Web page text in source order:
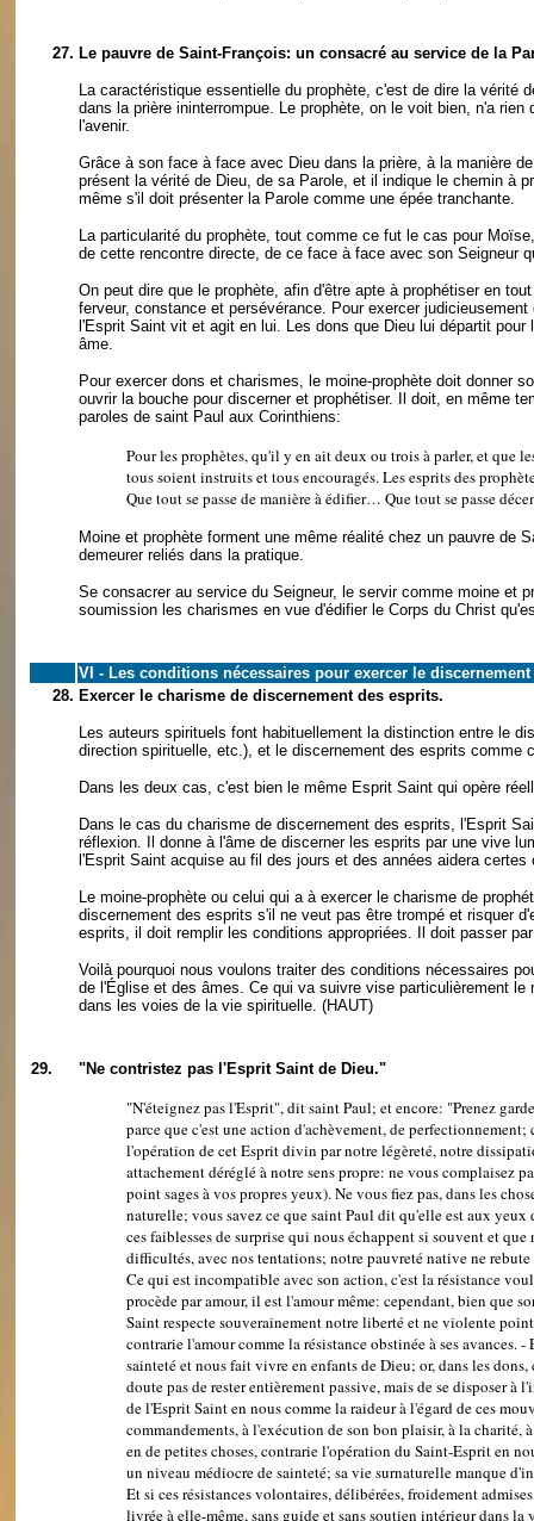
27. Le pauvre de Saint-François: un consacré au service de la
La caractéristique essentielle du prophète, c'est de dire la
dans la prière ininterrompue. Le prophète, on le voit bien, n'a
l'avenir.
Grâce à son face à face avec Dieu dans la prière, à la manière
présent la vérité de Dieu, de sa Parole, et il indique le chemin à
même s'il doit présenter la Parole comme une épée tranchante.
La particularité du prophète, tout comme ce fut le cas pour
de cette rencontre directe, de ce face à face avec son Seigneur
On peut dire que le prophète, afin d'être apte à prophétiser en
ferveur, constance et persévérance. Pour exercer
l'Esprit Saint vit et agit en lui. Les dons que Dieu lui départit
âme.
Pour exercer dons et charismes, le moine-prophète doit donner
ouvrir la bouche pour discerner et prophétiser. Il doit, en même
paroles de saint Paul aux Corinthiens:
Pour les prophètes, qu'il y en ait deux ou trois à parler, et que
tous soient instruits et tous encouragés. Les esprits des
Que tout se passe de manière à édifier… Que tout se passe
Moine et prophète forment une même réalité chez un pauvre
demeurer reliés dans la pratique.
Se consacrer au service du Seigneur, le servir comme moine et
soumission les charismes en vue d'édifier le Corps du Christ
VI - Les conditions nécessaires pour exercer le
28. Exercer le charisme de discernement des esprits.
Les auteurs spirituels font habituellement la distinction entre le
direction spirituelle, etc.), et le discernement des esprits comme
Dans les deux cas, c'est bien le même Esprit Saint qui opère
Dans le cas du charisme de discernement des esprits, l'Esprit
réflexion. Il donne à l'âme de discerner les esprits par une vive
l'Esprit Saint acquise au fil des jours et des années aidera
Le moine-prophète ou celui qui a à exercer le charisme de
discernement des esprits s'il ne veut pas être trompé et risquer
esprits, il doit remplir les conditions appropriées. Il doit passer
Voilà pourquoi nous voulons traiter des conditions nécessaires
de l'Église et des âmes. Ce qui va suivre vise particulièrement
dans les voies de la vie spirituelle. (HAUT)
29. "Ne contristez pas l'Esprit Saint de Dieu."
"N'éteignez pas l'Esprit", dit saint Paul; et encore: "Prenez
parce que c'est une action d'achèvement, de
l'opération de cet Esprit divin par notre légèreté, notre
attachement déréglé à notre sens propre: ne vous complaisez
point sages à vos propres yeux). Ne vous fiez pas, dans les
naturelle; vous savez ce que saint Paul dit qu'elle est aux
ces faiblesses de surprise qui nous échappent si souvent et
difficultés, avec nos tentations; notre pauvreté native ne
Ce qui est incompatible avec son action, c'est la résistance
procède par amour, il est l'amour même: cependant, bien que
Saint respecte souverainement notre liberté et ne violente
contrarie l'amour comme la résistance obstinée à ses avances.
sainteté et nous fait vivre en enfants de Dieu; or, dans les
doute pas de rester entièrement passive, mais de se disposer
de l'Esprit Saint en nous comme la raideur à l'égard de ces
commandements, à l'exécution de son bon plaisir, à la
en de petites choses, contrarie l'opération du Saint-Esprit en
un niveau médiocre de sainteté; sa vie surnaturelle manque
Et si ces résistances volontaires, délibérées, froidement
livrée à elle-même, sans guide et sans soutien intérieur dans